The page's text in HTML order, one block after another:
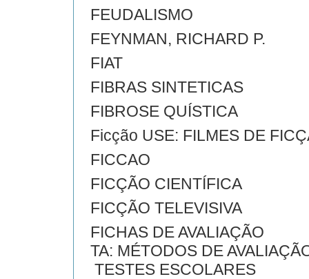
FEUDALISMO
FEYNMAN, RICHARD P.
FIAT
FIBRAS SINTETICAS
FIBROSE QUÍSTICA
Ficção USE: FILMES DE
FICCAO
FICÇÃO CIENTÍFICA
FICÇÃO TELEVISIVA
FICHAS DE AVALIAÇÃO
TA: MÉTODOS DE
TESTES